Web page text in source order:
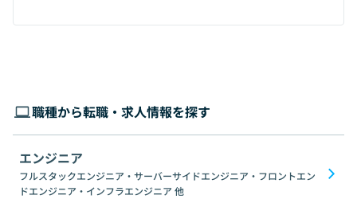
職種から転職・求人情報を探す
エンジニア
フルスタックエンジニア・サーバーサイドエンジニア・フロントエン
ドエンジニア・インフラエンジニア 他